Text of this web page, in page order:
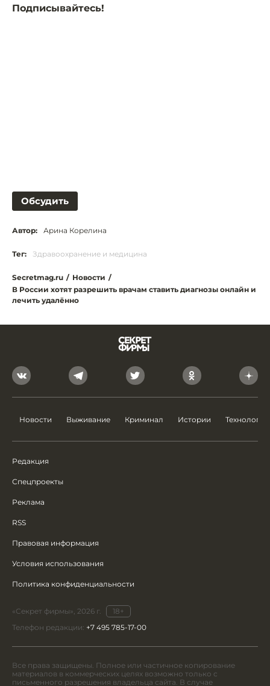
Подписывайтесь!
Обсудить
Автор: Арина Корелина
Тег: Здравоохранение и медицина
Secretmag.ru / Новости /
В России хотят разрешить врачам ставить диагнозы онлайн и
лечить удалённо
Новости Выживание Криминал Истории Технологии
Редакция
Спецпроекты
Реклама
RSS
Правовая информация
Условия использования
Политика конфиденциальности
«Секрет фирмы», 2026 г.
18+
Телефон редакции: +7 495 785-17-00
Все права защищены. Полное или частичное копирование
материалов в коммерческих целях возможно только с
письменного разрешения владельца сайта. В случае